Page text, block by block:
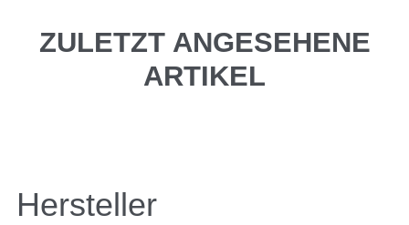
ZULETZT ANGESEHENE
ARTIKEL
Hersteller